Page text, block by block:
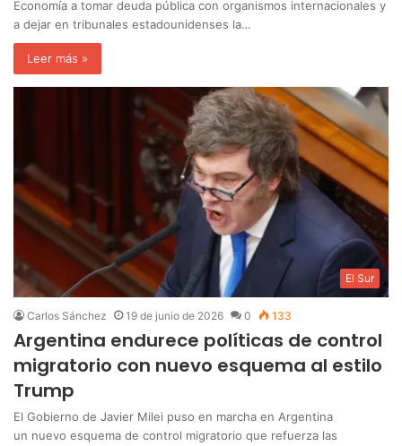
Economía a tomar deuda pública con organismos internacionales y
a dejar en tribunales estadounidenses la…
Leer más »
El Sur
Carlos Sánchez 19 de junio de 2026 0 133
Argentina endurece políticas de control
migratorio con nuevo esquema al estilo
Trump
El Gobierno de Javier Milei puso en marcha en Argentina
un nuevo esquema de control migratorio que refuerza las